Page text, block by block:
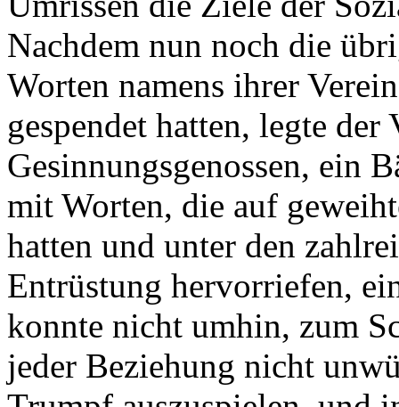
Nachdem nun noch die
Worten namens ihrer
gespendet hatten, legte
Gesinnungsgenossen, ein
mit Worten, die auf
hatten und unter den
Entrüstung hervorriefen,
konnte nicht umhin, zum
jeder Beziehung nicht